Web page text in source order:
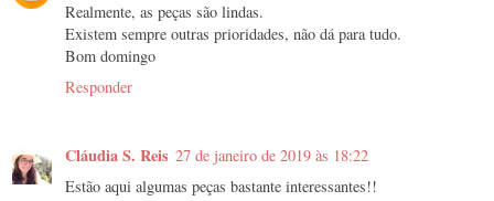
Realmente, as peças são lindas.
Existem sempre outras prioridades, não dá para tudo.
Bom domingo
Responder
Cláudia S. Reis 27 de janeiro de 2019 às 18:22
Estão aqui algumas peças bastante interessantes!!